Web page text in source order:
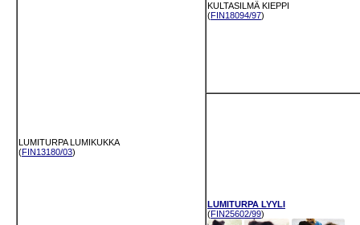
LUMITURPA LUMIKUKKA
(FIN13180/03)
KULTASILMÄ KIEPPI
(FIN18094/97)
LUMITURPA LYYLI
(FIN25602/99)